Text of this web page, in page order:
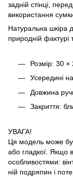
задній стінці,
використання
Натуральна шкіра
природній фактурі
Розмір: 30
Усередині
Довжина
Закриття:
УВАГА!
Ця модель може
або гладкої. Якщо
особливостями:
ній подряпин і